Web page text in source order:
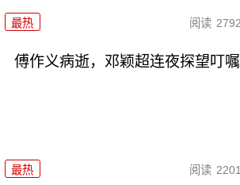
最热 阅读
傅作义病逝，邓颖超连夜探望叮
最热 阅读